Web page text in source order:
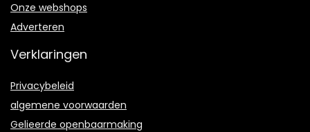
Onze webshops
Adverteren
Verklaringen
Privacybeleid
algemene voorwaarden
Gelieerde openbaarmaking